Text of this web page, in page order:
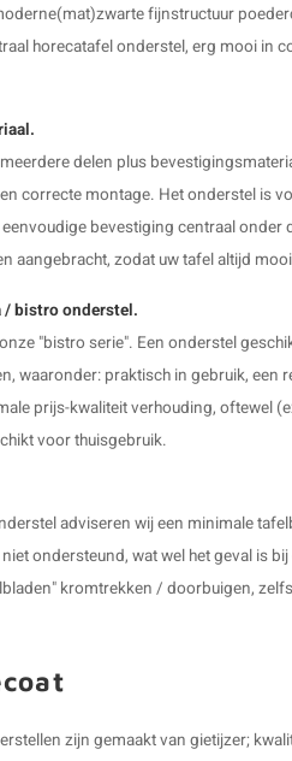
fijnstructuur
horecatafel onderstel, erg mooi in
delen plus
correcte montage. Het onderstel is
bevestiging centraal onder
aangebracht, zodat uw tafel altijd
/ bistro onderstel.
"bistro serie". Een onderstel
waaronder: praktisch in gebruik, een
prijs-kwaliteit verhouding, oftewel
voor thuisgebruik.
adviseren wij een minimale
ondersteund, wat wel het geval is
kromtrekken / doorbuigen,
zijn gemaakt van gietijzer;